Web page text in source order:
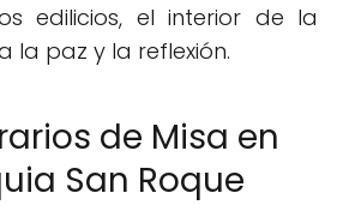
edilicios, el interior de la
la paz y la reflexión.
de Misa en
San Roque